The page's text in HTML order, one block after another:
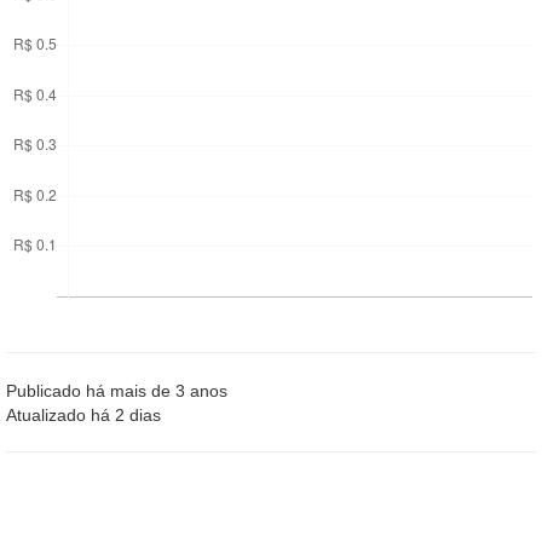
Publicado há mais de 3 anos
Atualizado há 2 dias